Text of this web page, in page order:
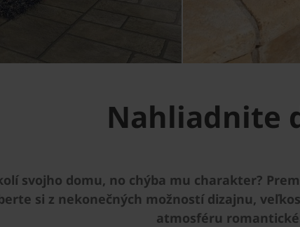
Nahliadnite
svojho domu, no chýba mu charakter?
si z nekonečných možností dizajnu,
atmosféru